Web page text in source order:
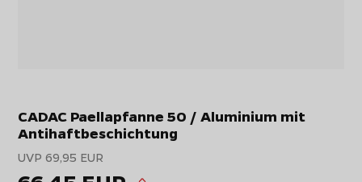
CADAC Paellapfanne 50 / Aluminium mit
Antihaftbeschichtung
UVP 69,95 EUR